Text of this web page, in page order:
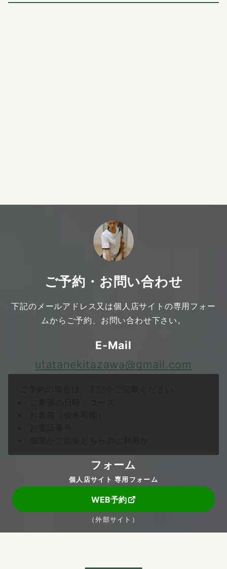
ご予約・お問い合わせ
下記のメールアドレス又は個人店サイトの専用フォー
ムからご予約、お問い合わせ下さい。
E-Mail
utatanekitazawa@gmail.com
フォーム
個人店サイト 専用フォーム
WEB予約
（外部サイト）